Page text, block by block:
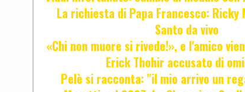
La richiesta di Papa Francesco: Ricky
Santo da vivo
«Chi non muore si rivede!», e l'amico
Erick Thohir accusato di
Pelè si racconta: "il mio arrivo un